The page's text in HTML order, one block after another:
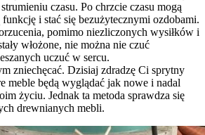
czasu. Po chrzcie czasu mogą
i stać się bezużytecznymi ozdobami.
pomimo niezliczonych wysiłków i
włożone, nie można nie czuć
uczuć w sercu.
zniechęcać. Dzisiaj zdradzę Ci sprytny
meble będą wyglądać jak nowe i nadal
życiu. Jednak ta metoda sprawdza się
drewnianych mebli.